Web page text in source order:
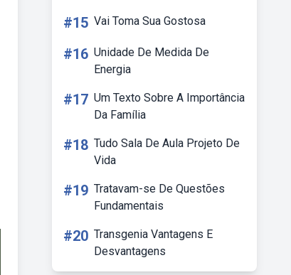
#15 Vai Toma Sua Gostosa
#16 Unidade De Medida De
Energia
#17 Um Texto Sobre A Importância
Da Família
#18 Tudo Sala De Aula Projeto De
Vida
#19 Tratavam-se De Questões
Fundamentais
#20 Transgenia Vantagens E
Desvantagens